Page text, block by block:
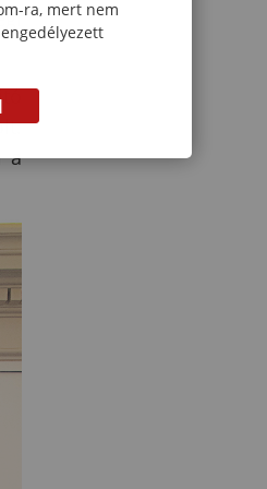
a
ra, mert nem